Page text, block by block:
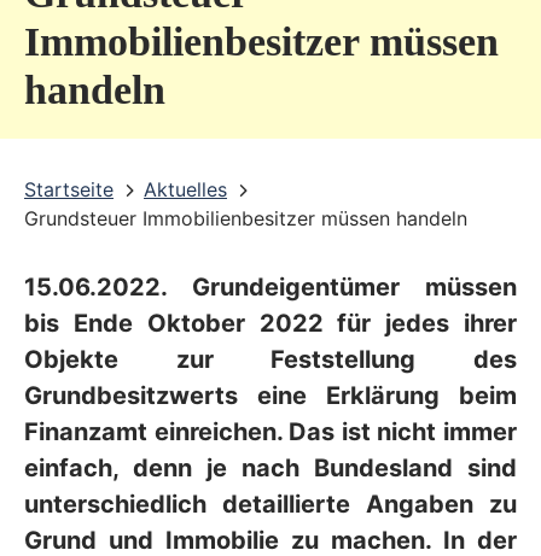
Immobilienbesitzer müssen
handeln
Startseite
Aktuelles
Grundsteuer Immobilienbesitzer müssen handeln
15.06.2022. Grundeigentümer müssen
bis Ende Oktober 2022 für jedes ihrer
Objekte zur Feststellung des
Grundbesitzwerts eine Erklärung beim
Finanzamt einreichen. Das ist nicht immer
einfach, denn je nach Bundesland sind
unterschiedlich detaillierte Angaben zu
Grund und Immobilie zu machen. In der